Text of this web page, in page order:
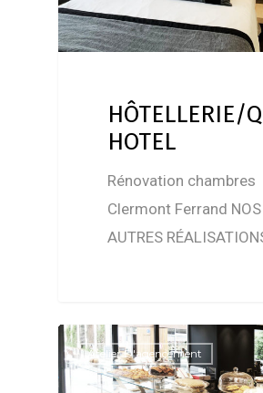
HÔTELLERIE/
HOTEL
Rénovation chambres
Clermont Ferrand NOS
AUTRES
Atelier D'agencement